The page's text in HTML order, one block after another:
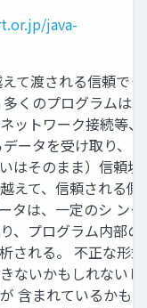
java-
て渡される信頼で
くのプログラムは
ットワーク接続等、
ータを受け取り、
はそのまま）信頼境
えて、信頼される側
タは、一定のシ ン
、プログラム内部の
される。 不正な形
ないかもしれないし
含まれているかも